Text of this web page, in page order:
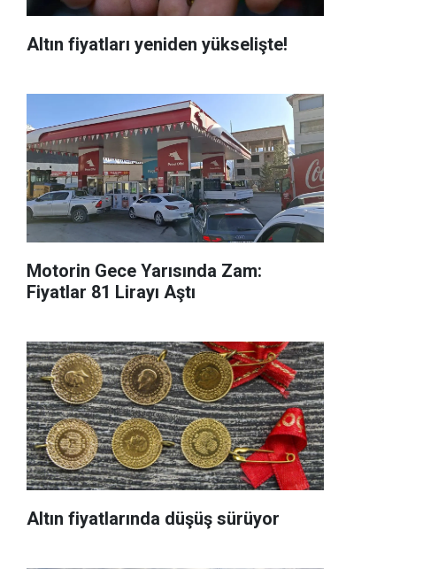
Altın fiyatları yeniden yükselişte!
Motorin Gece Yarısında Zam:
Fiyatlar 81 Lirayı Aştı
Altın fiyatlarında düşüş sürüyor